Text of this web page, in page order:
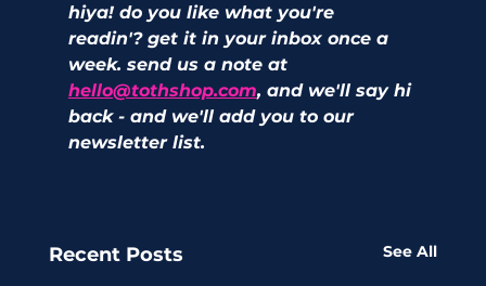
hiya! do you like what you're
readin'? get it in your inbox once a
week. send us a note at
hello@tothshop.com, and we'll say hi
back - and we'll add you to our
newsletter list.
Recent Posts See All